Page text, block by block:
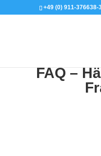
+49 (0) 911-376638-
FAQ –